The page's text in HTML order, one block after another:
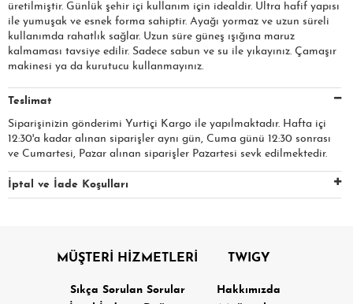
üretilmiştir. Günlük şehir içi kullanım için idealdir. Ultra hafif yapısı
ile yumuşak ve esnek forma sahiptir. Ayağı yormaz ve uzun süreli
kullanımda rahatlık sağlar. Uzun süre güneş ışığına maruz
kalmaması tavsiye edilir. Sadece sabun ve su ile yıkayınız. Çamaşır
makinesi ya da kurutucu kullanmayınız.
Teslimat
Siparişinizin gönderimi Yurtiçi Kargo ile yapılmaktadır. Hafta içi
12:30'a kadar alınan siparişler aynı gün, Cuma günü 12:30 sonrası
ve Cumartesi, Pazar alınan siparişler Pazartesi sevk edilmektedir.
İptal ve İade Koşulları
MÜŞTERİ HİZMETLERİ
Sıkça Sorulan Sorular
TWIGY
Hakkımızda